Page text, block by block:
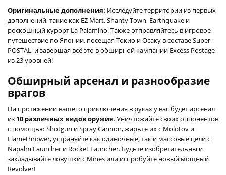
Оригинальные дополнения: Исследуйте территории из первых
дополнений, такие как EZ Mart, Shanty Town, Earthquake и
роскошный курорт La Palamino. Также отправляйтесь в игровое
путешествие по Японии, посещая Токио и Осаку в составе Super
POSTAL, и завершая всё это в обширной кампании Excess Postage
из 23 уровней!
Обширный арсенал и разнообразие
врагов
На протяжении вашего приключения в руках у вас будет арсенал
из 10 различных видов оружия. Уничтожайте своих оппонентов
с помощью Shotgun и Spray Cannon, жарьте их с Molotov и
Flamethrower, устраняйте как одиночные, так и массовые цели с
Napalm Launcher и Rocket Launcher. Будьте изобретательны и
закладывайте ловушки с Mines или испробуйте новый мощный
Revolver!